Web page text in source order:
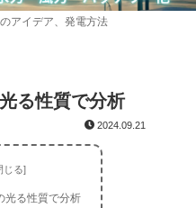
アイデア、発電方法
る性質で分析
2024.09.21
光る性質で分析